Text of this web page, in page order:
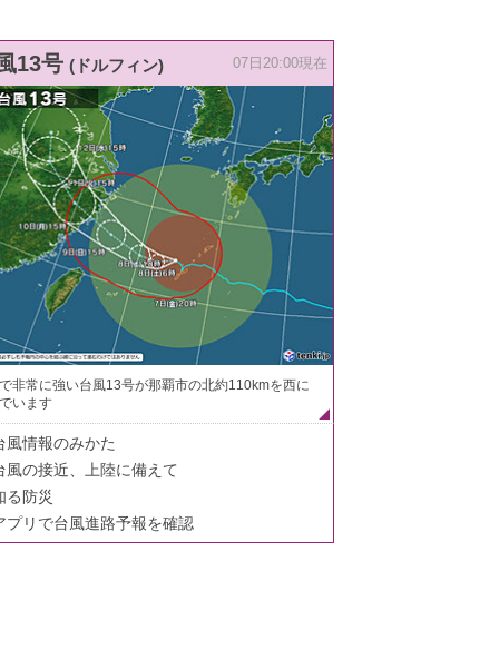
13号 (ドルフィン) 07日20:00現在
非常に強い台風13号が那覇市の北約110kmを西に
います
風情報のみかた
風の接近、上陸に備えて
る防災
プリで台風進路予報を確認